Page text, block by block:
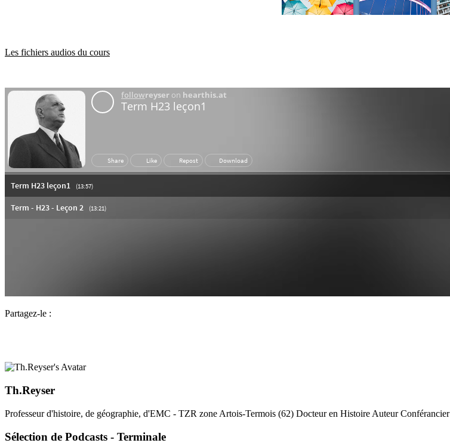
Les fichiers audios du cours
Partagez-le :
Th.Reyser
Professeur d'histoire, de géographie, d'EMC - TZR zone Artois-Termois (62) Docteur en Histoire Auteur Conférancier
Sélection de Podcasts - Terminale